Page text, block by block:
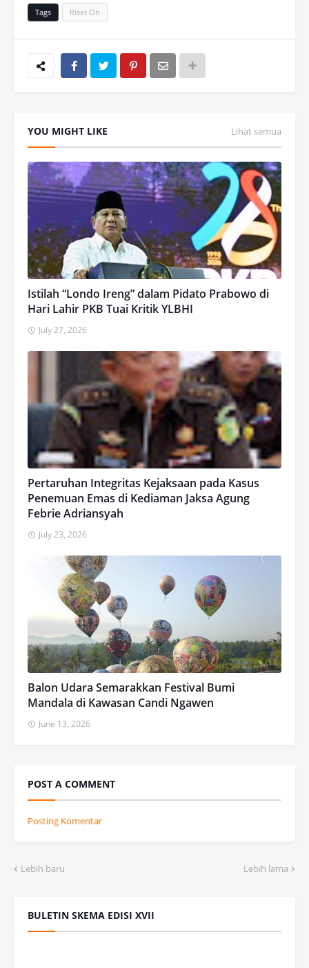
Tags Riset On
YOU MIGHT LIKE Lihat semua
Istilah “Londo Ireng” dalam Pidato Prabowo di
Hari Lahir PKB Tuai Kritik YLBHI
July 27, 2026
Pertaruhan Integritas Kejaksaan pada Kasus
Penemuan Emas di Kediaman Jaksa Agung
Febrie Adriansyah
July 23, 2026
Balon Udara Semarakkan Festival Bumi
Mandala di Kawasan Candi Ngawen
June 13, 2026
POST A COMMENT
Posting Komentar
Lebih baru Lebih lama
BULETIN SKEMA EDISI XVII